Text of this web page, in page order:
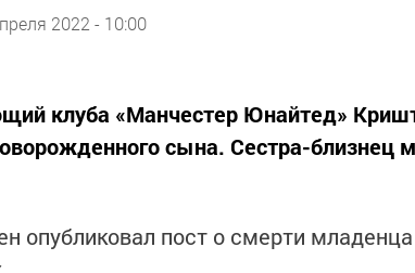
2022 - 10:00
клуба «Манчестер Юнайтед»
сына. Сестра-близнец
опубликовал пост о смерти